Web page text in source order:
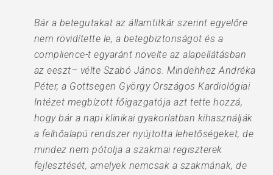
Bár a betegutakat az államtitkár szerint egyelőre
nem rövidítette le, a betegbiztonságot és a
complience-t egyaránt növelte az alapellátásban
az eeszt– vélte Szabó János. Mindehhez Andréka
Péter, a Gottsegen György Országos Kardiológiai
Intézet megbízott főigazgatója azt tette hozzá,
hogy bár a napi klinikai gyakorlatban kihasználják
a felhőalapú rendszer nyújtotta lehetőségeket, de
mindez nem pótolja a szakmai regiszterek
fejlesztését, amelyek nemcsak a szakmának, de